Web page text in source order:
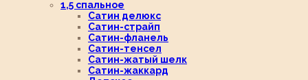
1,5 спальное
Сатин делюкс
Сатин-страйп
Сатин-фланель
Сатин-тенсел
Сатин-жатый шелк
Сатин-жаккард